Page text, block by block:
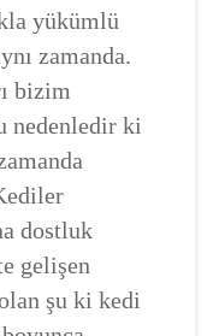
yükümlü
zamanda.
bizim
nedenledir ki
dostluk
gelişen
şu ki kedi